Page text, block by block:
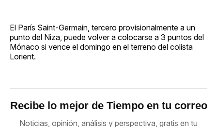
El París Saint-Germain, tercero provisionalmente a un
punto del Niza, puede volver a colocarse a 3 puntos del
Mónaco si vence el domingo en el terreno del colista
Lorient.
Recibe lo mejor de Tiempo en tu correo
Noticias, opinión, análisis y perspectiva, gratis en tu